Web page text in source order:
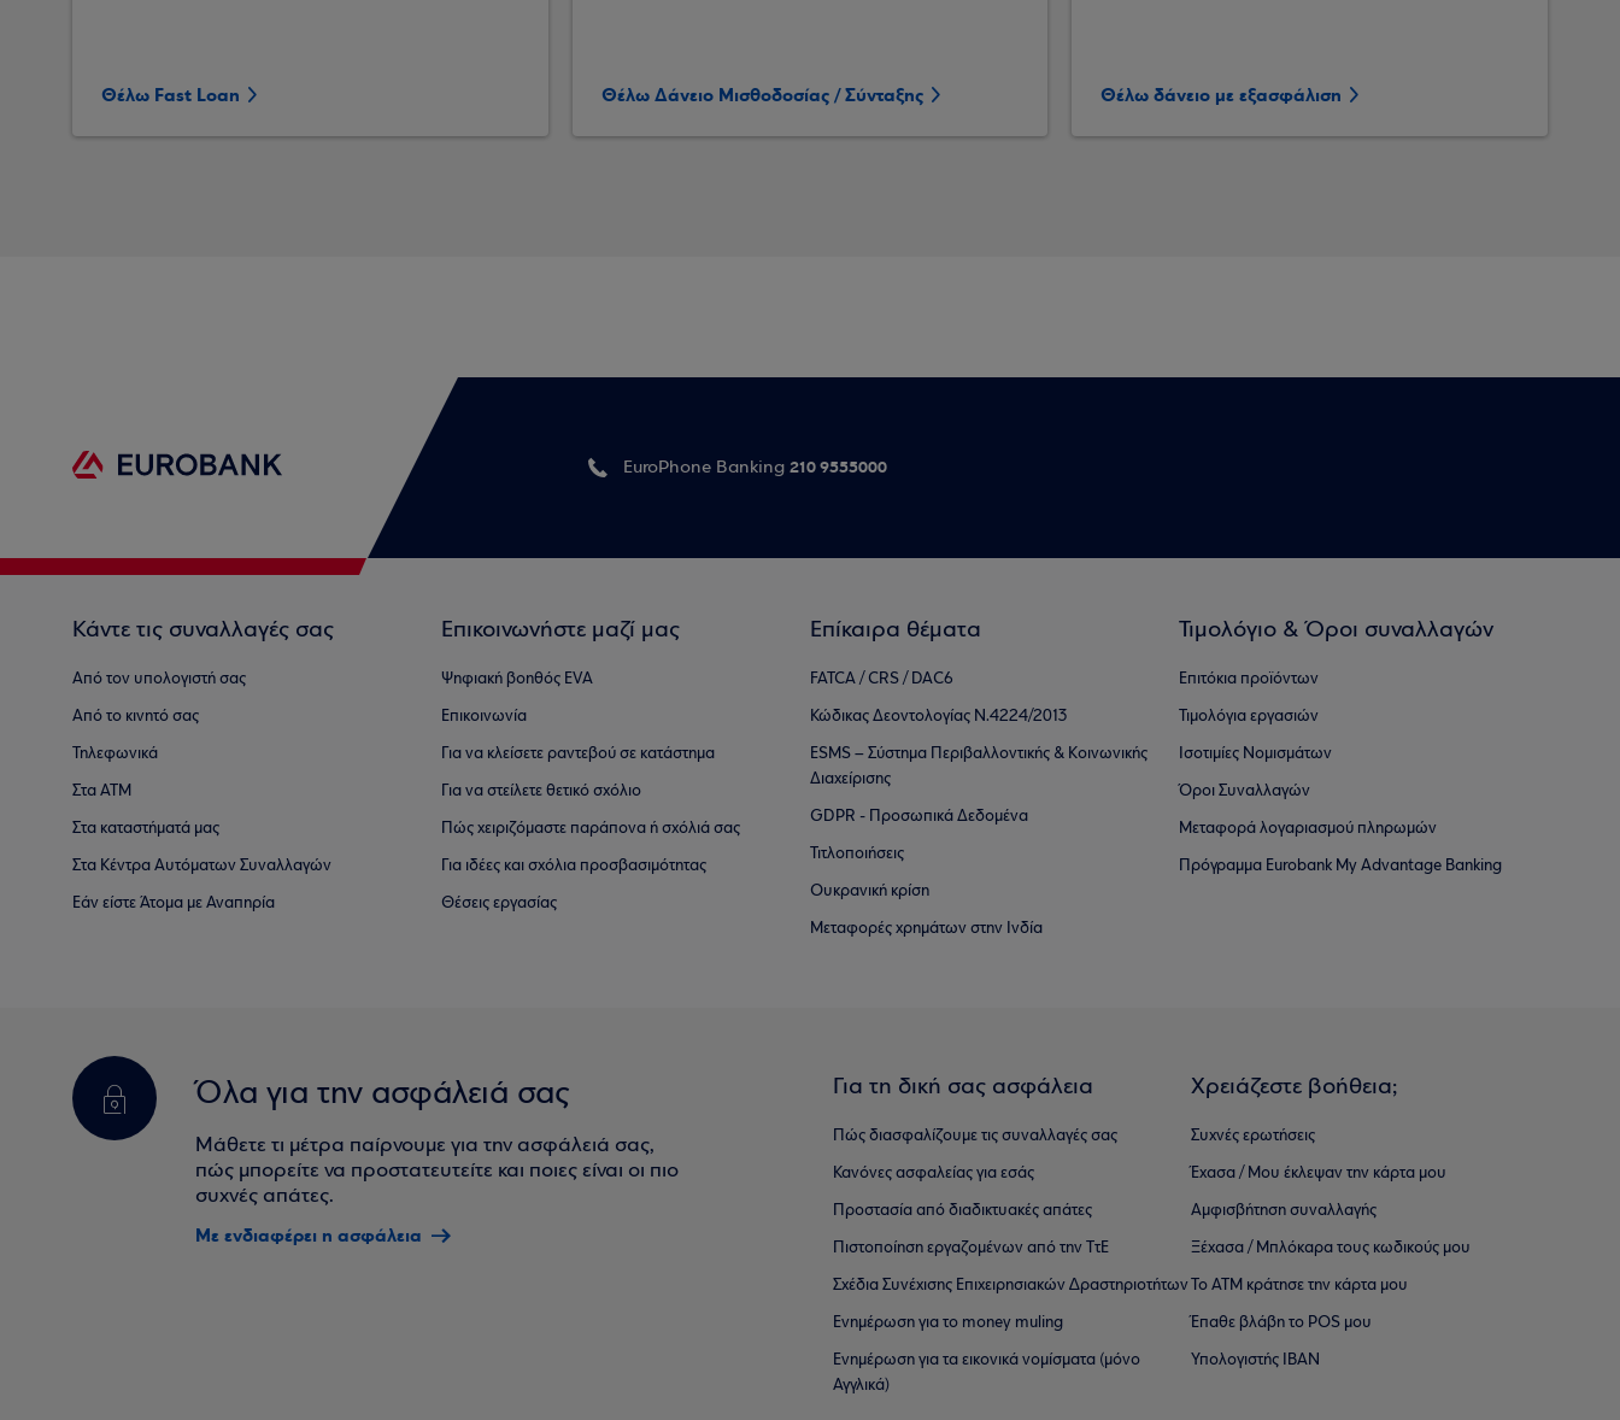
Θέλω Fast Loan Θέλω Δάνειο Μισθοδοσίας / Σύνταξης Θέλω δάνειο με εξασφάλιση
EuroPhone Banking 210 9555000
Κάντε τις συναλλαγές σας
Από τον υπολογιστή σας
Από το κινητό σας
Τηλεφωνικά
Στα ΑΤΜ
Στα καταστήματά μας
Στα Κέντρα Αυτόματων Συναλλαγών
Εάν είστε Άτομα με Αναπηρία
Επικοινωνήστε μαζί μας
Ψηφιακή βοηθός EVA
Επικοινωνία
Για να κλείσετε ραντεβού σε κατάστημα
Για να στείλετε θετικό σχόλιο
Πώς χειριζόμαστε παράπονα ή σχόλιά σας
Για ιδέες και σχόλια προσβασιμότητας
Θέσεις εργασίας
Επίκαιρα θέματα
FATCA / CRS / DAC6
Κώδικας Δεοντολογίας Ν.4224/2013
ESMS – Σύστημα Περιβαλλοντικής & Κοινωνικής
Διαχείρισης
GDPR - Προσωπικά Δεδομένα
Τιτλοποιήσεις
Ουκρανική κρίση
Μεταφορές χρημάτων στην Ινδία
Τιμολόγιο & Όροι συναλλαγών
Επιτόκια προϊόντων
Τιμολόγια εργασιών
Ισοτιμίες Νομισμάτων
Όροι Συναλλαγών
Μεταφορά λογαριασμού πληρωμών
Πρόγραμμα Eurobank My Advantage Banking
Όλα για την ασφάλειά σας
Μάθετε τι μέτρα παίρνουμε για την ασφάλειά σας,
πώς μπορείτε να προστατευτείτε και ποιες είναι οι πιο
συχνές απάτες.
Με ενδιαφέρει η ασφάλεια
Για τη δική σας ασφάλεια
Πώς διασφαλίζουμε τις συναλλαγές σας
Κανόνες ασφαλείας για εσάς
Προστασία από διαδικτυακές απάτες
Πιστοποίηση εργαζομένων από την ΤτΕ
Σχέδια Συνέχισης Επιχειρησιακών ∆ραστηριοτήτων
Ενημέρωση για το money muling
Ενημέρωση για τα εικονικά νομίσματα (μόνο
Αγγλικά)
Χρειάζεστε βοήθεια;
Συχνές ερωτήσεις
Έχασα / Μου έκλεψαν την κάρτα μου
Αμφισβήτηση συναλλαγής
Ξέχασα / Μπλόκαρα τους κωδικούς μου
Το ΑΤΜ κράτησε την κάρτα μου
Έπαθε βλάβη το POS μου
Υπολογιστής IBAN